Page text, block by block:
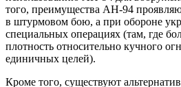
того, преимущества АН-94
в штурмовом бою, а при обороне
специальных операциях (там, где
плотность относительно кучного
единичных целей).
Кроме того, существуют